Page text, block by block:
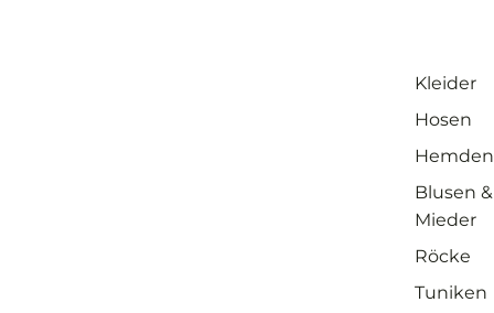
Kleider
Hosen
Hemden
Blusen &
Mieder
Röcke
Tuniken